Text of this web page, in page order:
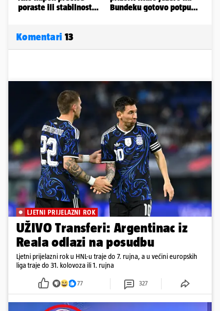
Komentari 13
LJETNI PRIJELAZNI ROK
UŽIVO Transferi: Argentinac iz
Reala odlazi na posudbu
Ljetni prijelazni rok u HNL-u traje do 7. rujna, a u većini europskih
liga traje do 31. kolovoza ili 1. rujna
77 327